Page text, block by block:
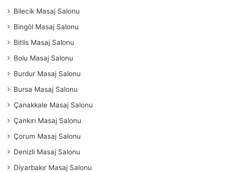
Bilecik Masaj Salonu
Bingöl Masaj Salonu
Bitlis Masaj Salonu
Bolu Masaj Salonu
Burdur Masaj Salonu
Bursa Masaj Salonu
Çanakkale Masaj Salonu
Çankırı Masaj Salonu
Çorum Masaj Salonu
Denizli Masaj Salonu
Diyarbakır Masaj Salonu